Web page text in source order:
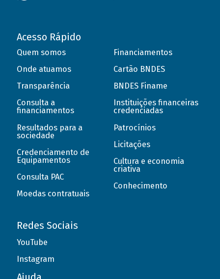
Acesso Rápido
Quem somos
Onde atuamos
Transparência
Consulta a
financiamentos
Resultados para a
sociedade
Credenciamento de
Equipamentos
Consulta PAC
Moedas contratuais
Financiamentos
Cartão BNDES
BNDES Finame
Instituições financeiras
credenciadas
Patrocínios
Licitações
Cultura e economia
criativa
Conhecimento
Redes Sociais
YouTube
Instagram